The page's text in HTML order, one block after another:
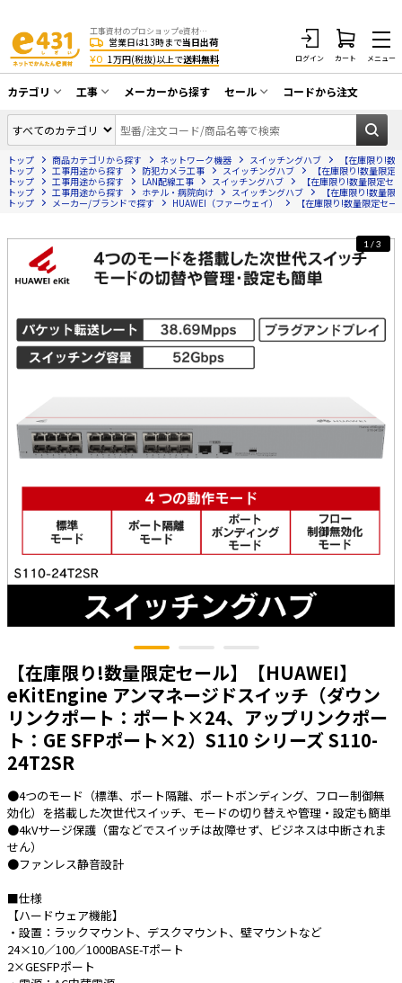
工事資材のプロショップe資材 CATV・アンテナ・防犯・光・LAN・電気・空調工事など
営業日は13時まで当日出荷
¥0 1万円(税抜)以上で送料無料 ログイン カート メニュー
カテゴリ
同軸ケーブル／テレビ用接栓／関連工具
アンテナ・取付金具・ブースター／CATV
部材類
配線補助具（モール・結束バンド・テー
プ類 他）
HDMIケーブル・周辺機器／RCAケーブル
光ファイバー・融着接続機関連
LANケーブル・コネクタ・関連資材/機器
エアコン・換気扇・空調資材
太陽光発電ケーブル・コネクタ・関連資
電源ケーブル／コネクタ／分電盤／ブレ
ーカ
照明・照明器具
電源タップ・延長コード
スイッチ・コンセント（配線器具）
ボックス・ビニル電線管付属品・引き込
みカバー
工具関連
EV充電設備工事関連
感染症関連
その他
e431オリジナル
暑さ対策
工事
CATV・アンテナ工事
光工事・FTTH工事
エアコン・換気扇工事
LAN配線工事
電気配管工事
EV充電設備工事
太陽光発電工事
ホテル・病院向け
メーカーから探す セール
在庫一掃セール
コードから注文
トップ 商品カテゴリから探す ネットワーク機器 スイッチングハブ
【在庫限り!
トップ
工事用途から探す 防犯カメラ工事 スイッチングハブ
【在庫限り!数量限
トップ
工事用途から探す LAN配線工事 スイッチングハブ
【在庫限り!数量限定
トップ
工事用途から探す ホテル・病院向け スイッチングハブ
【在庫限り!数量
トップ
メーカー/ブランドで探す HUAWEI（ファーウェイ） 【在庫限り!数量限定セ
【在庫限り!数量限定セール】【HUAWEI】
eKitEngine アンマネージドスイッチ（ダウン
リンクポート：ポート×24、アップリンクポー
ト：GE SFPポート×2）S110 シリーズ S110-
24T2SR
1/3
●4つのモード（標準、ポート隔離、ポートボンディング、フロー制御無
効化）を搭載した次世代スイッチ、モードの切り替えや管理・設定も簡単
●4kVサージ保護（雷などでスイッチは故障せず、ビジネスは中断されま
せん）
●ファンレス静音設計
■仕様
【ハードウェア機能】
・設置：ラックマウント、デスクマウント、壁マウントなど
24×10／100／1000BASE-Tポート
2×GESFPポート